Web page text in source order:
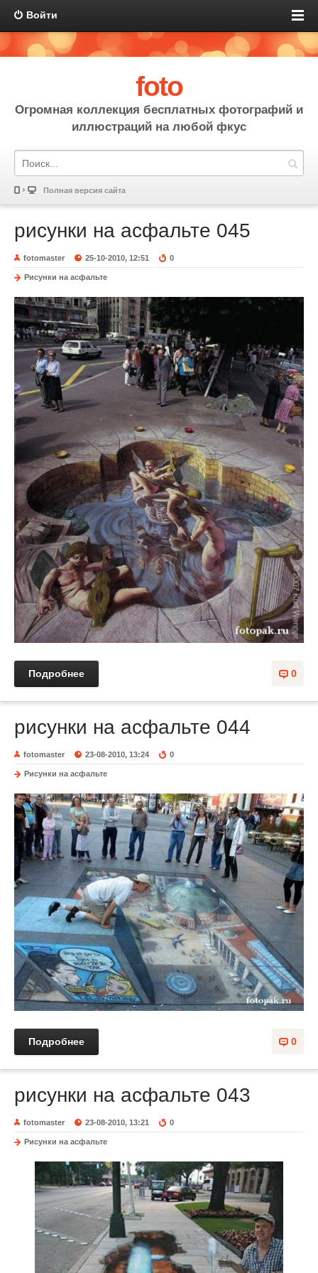
Войти
foto
Огромная коллекция бесплатных фотографий и
иллюстраций на любой фкус
Полная версия сайта
рисунки на асфальте 045
fotomaster 25-10-2010, 12:51 0
Рисунки на асфальте
0
Подробнее
рисунки на асфальте 044
fotomaster 23-08-2010, 13:24 0
Рисунки на асфальте
0
Подробнее
рисунки на асфальте 043
fotomaster 23-08-2010, 13:21 0
Рисунки на асфальте